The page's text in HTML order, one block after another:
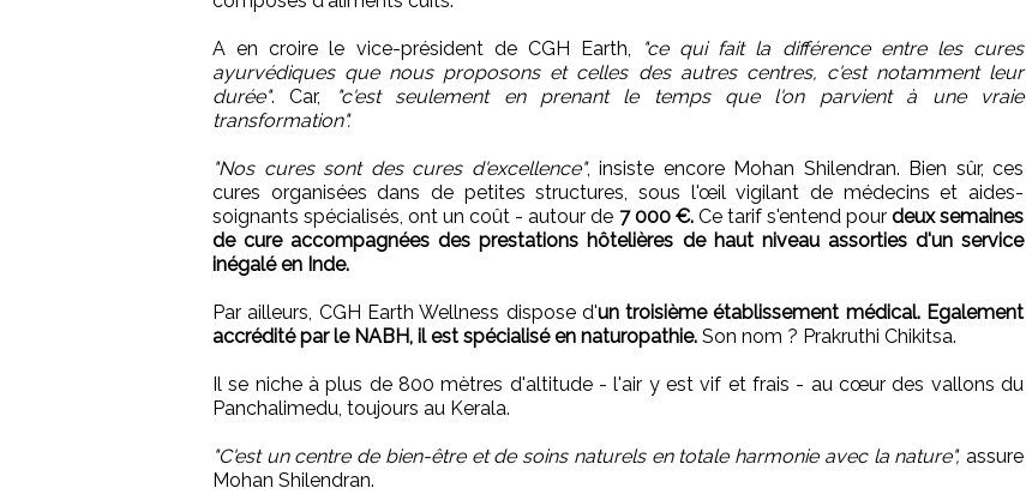
A en croire le vice-président de CGH Earth,
"ce qui fait la différence entre les cures
ayurvédiques que nous proposons et celles des autres centres, c'est notamment leur
durée". Car,
"c'est seulement en prenant le temps que l'on parvient à une vraie
transformation".
"Nos cures sont des cures d'excellence", insiste encore Mohan Shilendran. Bien sûr, ces
cures organisées dans de petites structures, sous l'œil vigilant de médecins et aides-
soignants spécialisés, ont un coût - autour de 7 000 €.Ce tarif s'entend pour deux semaines
de cure accompagnées des prestations hôtelières de haut niveau assorties d'un service
inégalé en Inde.
Par ailleurs, CGH Earth Wellness dispose d'un troisième établissement médical. Egalement
accrédité par le NABH, il est spécialisé en naturopathie. Son nom ? Prakruthi Chikitsa.
Il se niche à plus de 800 mètres d'altitude - l'air y est vif et frais - au cœur des vallons du
Panchalimedu, toujours au Kerala.
"C'est un centre de bien-être et de soins naturels en totale harmonie avec la nature", assure
Mohan Shilendran.